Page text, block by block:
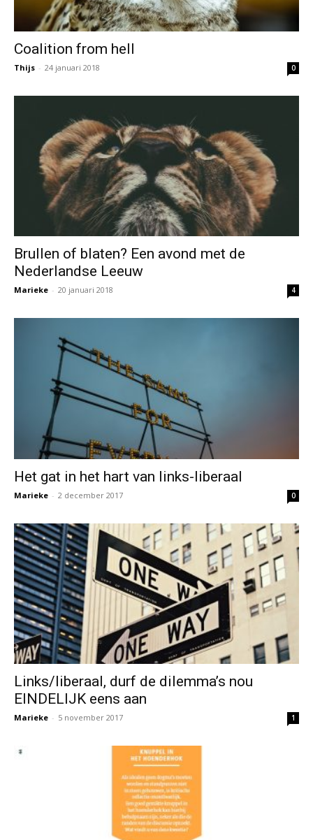
Coalition from hell
Thijs - 24 januari 2018 0
Brullen of blaten? Een avond met de
Nederlandse Leeuw
Marieke - 20 januari 2018 4
Het gat in het hart van links-liberaal
Marieke - 2 december 2017 0
Links/liberaal, durf de dilemma’s nou
EINDELIJK eens aan
Marieke - 5 november 2017 1